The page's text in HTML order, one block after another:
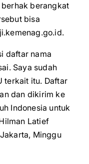
berangkat
bisa
daftar nama
Saya sudah
terkait itu. Daftar
dan dikirim ke
Indonesia untuk
Latief
Minggu